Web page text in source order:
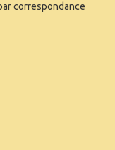
correspondance